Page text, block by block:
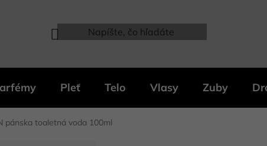
Pleť Telo Vlasy Zuby
pánska toaletná voda 100ml